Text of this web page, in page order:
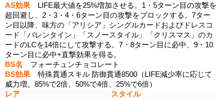
AS効果 LIFE最大値を25%増加させる。1・5ターン目の攻撃を
超回避し、2・3・4・6ターン目の攻撃をブロックする。7ター
ン目以降、味方の「アリシア」シングルカードおよびドレスコ
ード「バレンタイン」「スノースタイル」「クリスマス」のカ
ードのLCを14倍にして攻撃する。7・8ターン目に必中、9・10
ターン目に必中+直撃効果を得る。
BS名 フォーチュンチョコレート
BS効果 特殊貫通スキル 防御貫通8500（LIFE減少率に応じて
威力増。85%で2倍、50%で4倍、25%で6倍）
レア
スタイル